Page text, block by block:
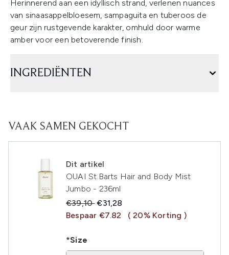
Herinnerend aan een idyllisch strand, verlenen nuances
van sinaasappelbloesem, sampaguita en tuberoos de
geur zijn rustgevende karakter, omhuld door warme
amber voor een betoverende finish.
INGREDIËNTEN
VAAK SAMEN GEKOCHT
Dit artikel
OUAI St.Barts Hair and Body Mist
Jumbo - 236ml
Recommended Retail Price:
€39,10Huidige prijs:
€31,28
Bespaar €7.82
( 20% Korting )
*Size